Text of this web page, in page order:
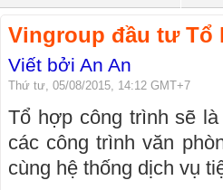
Vingroup đầu tư Tổ
Viết bởi An An
Thứ tư, 05/08/2015, 14:12 GMT+7
Tổ hợp công trình sẽ
các công trình văn
cùng hệ thống dịch vụ